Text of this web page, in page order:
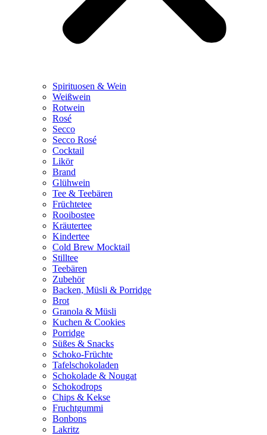
Spirituosen & Wein
Weißwein
Rotwein
Rosé
Secco
Secco Rosé
Cocktail
Likör
Brand
Glühwein
Tee & Teebären
Früchtetee
Rooibostee
Kräutertee
Kindertee
Cold Brew Mocktail
Stilltee
Teebären
Zubehör
Backen, Müsli & Porridge
Brot
Granola & Müsli
Kuchen & Cookies
Porridge
Süßes & Snacks
Schoko-Früchte
Tafelschokoladen
Schokolade & Nougat
Schokodrops
Chips & Kekse
Fruchtgummi
Bonbons
Lakritz